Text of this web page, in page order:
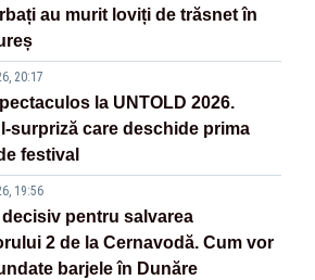
au murit loviți de trăsnet în
20:17
la UNTOLD 2026.
surpriză care deschide prima
festival
19:56
decisiv pentru salvarea
2 de la Cernavodă. Cum vor
barjele în Dunăre